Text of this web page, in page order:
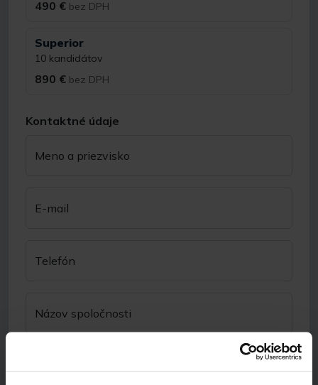
490 € bez DPH
Superior
10 kandidátov
890 € bez DPH
Kontaktné údaje
Meno a priezvisko
E-mail
Telefón
Názov spoločnosti